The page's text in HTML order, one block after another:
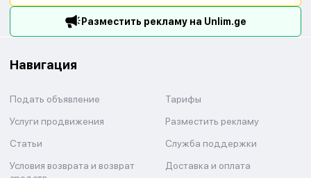
Разместить рекламу на Unlim.ge
Навигация
Подать объявление
Тарифы
Услуги продвижения
Разместить рекламу
Статьи
Служба поддержки
Условия возврата и возврат
Доставка и оплата